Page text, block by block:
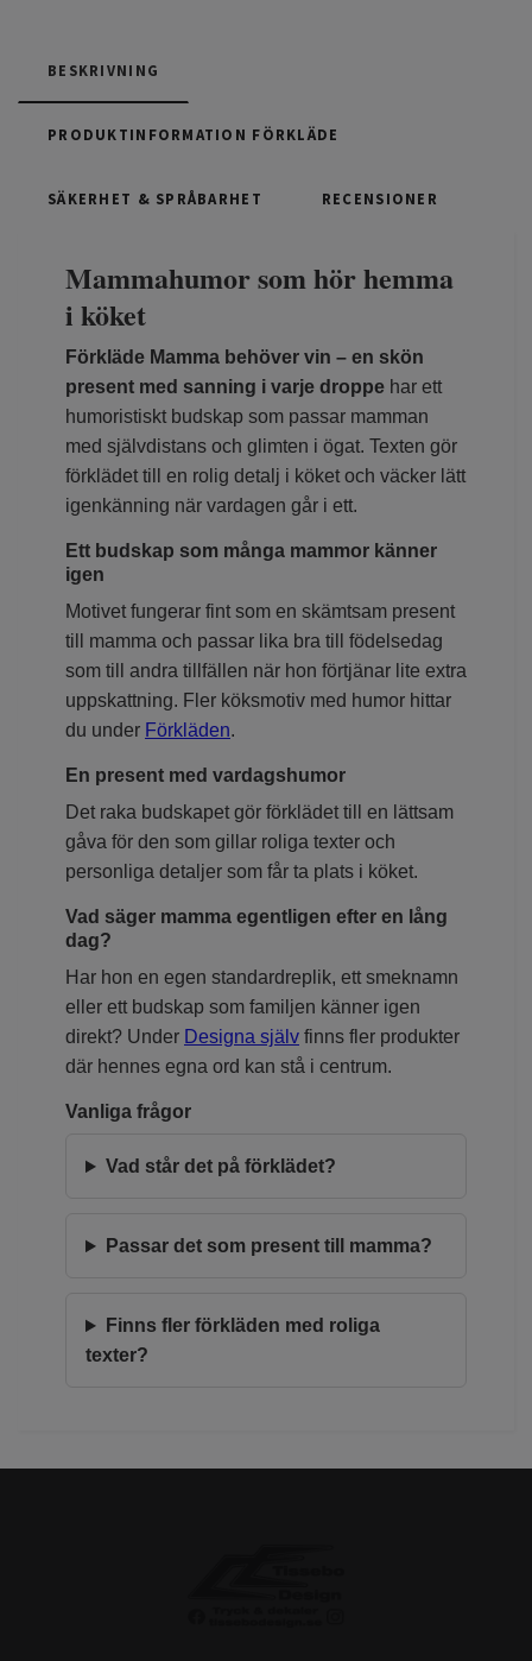
BESKRIVNING
PRODUKTINFORMATION FÖRKLÄDE
SÄKERHET & SPRÅBARHET RECENSIONER
Mammahumor som hör hemma
i köket
Förkläde Mamma behöver vin – en skön
present med sanning i varje droppe har ett
humoristiskt budskap som passar mamman
med självdistans och glimten i ögat. Texten gör
förklädet till en rolig detalj i köket och väcker lätt
igenkänning när vardagen går i ett.
Ett budskap som många mammor känner
igen
Motivet fungerar fint som en skämtsam present
till mamma och passar lika bra till födelsedag
som till andra tillfällen när hon förtjänar lite extra
uppskattning. Fler köksmotiv med humor hittar
du under Förkläden.
En present med vardagshumor
Det raka budskapet gör förklädet till en lättsam
gåva för den som gillar roliga texter och
personliga detaljer som får ta plats i köket.
Vad säger mamma egentligen efter en lång
dag?
Har hon en egen standardreplik, ett smeknamn
eller ett budskap som familjen känner igen
direkt? Under Designa själv finns fler produkter
där hennes egna ord kan stå i centrum.
Vanliga frågor
Vad står det på förklädet?
Passar det som present till mamma?
Finns fler förkläden med roliga
texter?